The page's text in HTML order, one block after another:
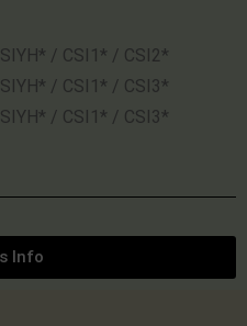
/ CSI1* / CSI2*
/ CSI1* / CSI3*
/ CSI1* / CSI3*
Info